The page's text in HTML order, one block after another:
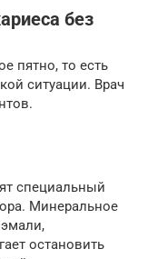
без
пятно, то есть
ситуации. Врач
специальный
Минеральное
остановить